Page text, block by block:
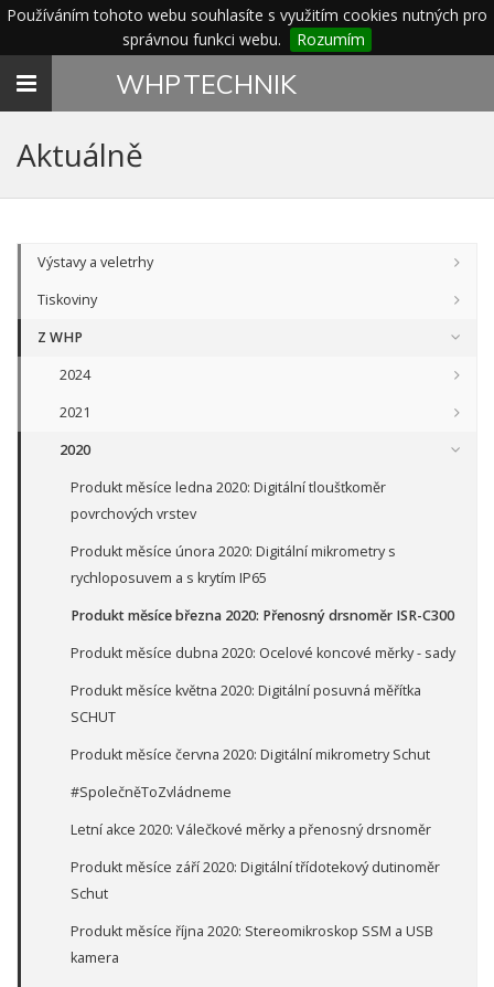
Používáním tohoto webu souhlasíte s využitím cookies nutných pro
správnou funkci webu.
Rozumím
Toggle
WHPTECHNIK
Aktuálně
Výstavy a veletrhy
Tiskoviny
Z WHP
2024
2021
2020
Produkt měsíce ledna 2020: Digitální tloušťkoměr
povrchových vrstev
Produkt měsíce února 2020: Digitální mikrometry s
rychloposuvem a s krytím IP65
Produkt měsíce března 2020: Přenosný drsnoměr ISR-C300
Produkt měsíce dubna 2020: Ocelové koncové měrky - sady
Produkt měsíce května 2020: Digitální posuvná měřítka
SCHUT
Produkt měsíce června 2020: Digitální mikrometry Schut
#SpolečněToZvládneme
Letní akce 2020: Válečkové měrky a přenosný drsnoměr
Produkt měsíce září 2020: Digitální třídotekový dutinoměr
Schut
Produkt měsíce října 2020: Stereomikroskop SSM a USB
kamera